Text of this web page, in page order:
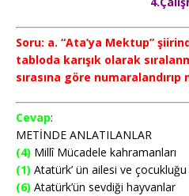
Soru: a. “Ata’ya Mektup”
tabloda karışık olarak
sırasına göre
Cevap:
METİNDE ANLATILANLAR
(4) Millî Mücadele kahramanları
(1) Atatürk’ ün ailesi ve çocukluğu
(6) Atatürk’ün sevdiği hayvanlar